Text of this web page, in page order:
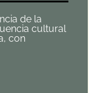
de la
cultural
con